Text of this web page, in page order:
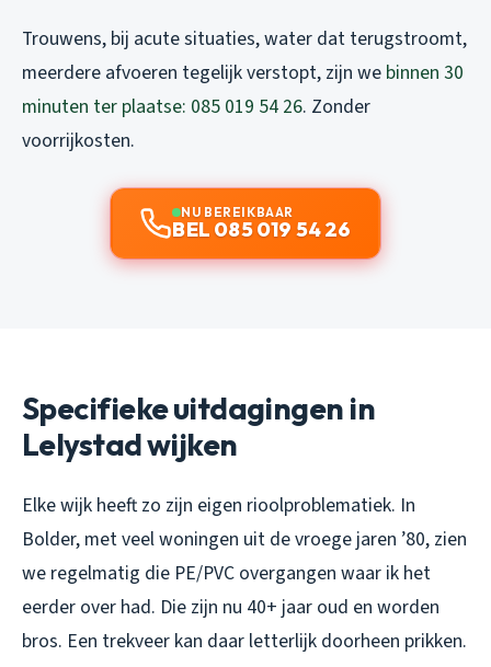
Trouwens, bij acute situaties, water dat terugstroomt,
meerdere afvoeren tegelijk verstopt, zijn we binnen 30
minuten ter plaatse: 085 019 54 26. Zonder
voorrijkosten.
NU BEREIKBAAR
BEL 085 019 54 26
Specifieke uitdagingen in
Lelystad wijken
Elke wijk heeft zo zijn eigen rioolproblematiek. In
Bolder, met veel woningen uit de vroege jaren ’80, zien
we regelmatig die PE/PVC overgangen waar ik het
eerder over had. Die zijn nu 40+ jaar oud en worden
bros. Een trekveer kan daar letterlijk doorheen prikken.